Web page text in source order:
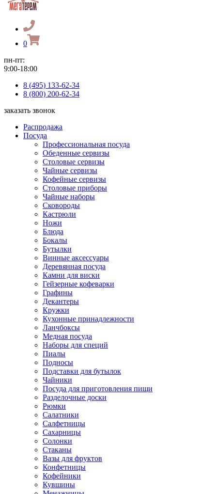
0
пн-пт:
9:00-18:00
8 (495) 133-62-34
8 (800) 200-62-34
заказать звонок
Распродажа
Посуда
Профессиональная посуда
Обеденные сервизы
Столовые сервизы
Чайные сервизы
Кофейные сервизы
Столовые приборы
Чайные наборы
Сковороды
Кастрюли
Ножи
Блюда
Бокалы
Бутылки
Винные аксессуары
Деревянная посуда
Камни для виски
Гейзерные кофеварки
Графины
Декантеры
Кружки
Кухонные принадлежности
Ланчбоксы
Медная посуда
Наборы для специй
Пиалы
Подносы
Подставки для бутылок
Чайники
Посуда для приготовления пищи
Разделочные доски
Рюмки
Салатники
Салфетницы
Сахарницы
Солонки
Стаканы
Вазы для фруктов
Конфетницы
Кофейники
Кувшины